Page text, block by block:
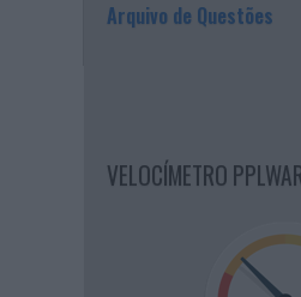
Arquivo de Questões
VELOCÍMETRO